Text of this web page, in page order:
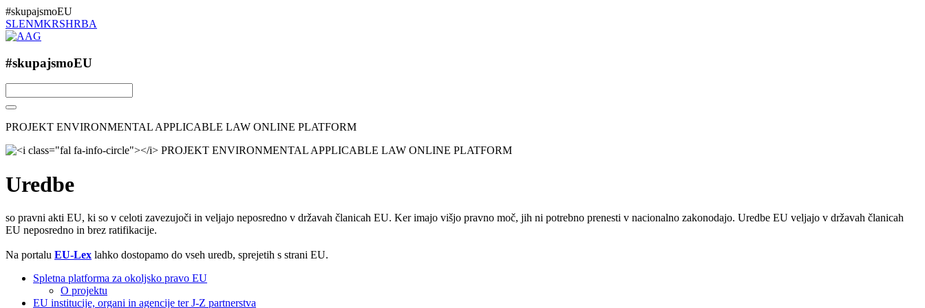
#skupajsmoEU
SLENMKRSHRBA
#skupajsmoEU
PROJEKT ENVIRONMENTAL APPLICABLE LAW ONLINE PLATFORM
Uredbe
so pravni akti EU, ki so v celoti zavezujoči in veljajo neposredno v državah članicah EU. Ker imajo višjo pravno moč, jih ni potrebno prenesti v nacionalno zakonodajo. Uredbe EU veljajo v državah članicah
EU neposredno in brez ratifikacije.
Na portalu EU-Lex lahko dostopamo do vseh uredb, sprejetih s strani EU.
Spletna platforma za okoljsko pravo EU
O projektu
EU institucije, organi in agencije ter J-Z partnerstva